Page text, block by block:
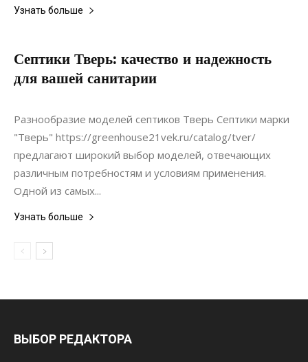
Узнать больше
Септики Тверь: качество и надежность
для вашей санитарии
22.11.2021
Разнообразие моделей септиков Тверь Септики марки
"Тверь" https://greenhouse21vek.ru/catalog/tver/
предлагают широкий выбор моделей, отвечающих
различным потребностям и условиям применения.
Одной из самых...
Узнать больше
ВЫБОР РЕДАКТОРА